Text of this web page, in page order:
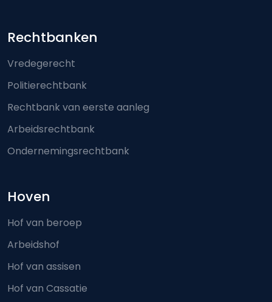
Footer-menu
Rechtbanken
Vredegerecht
Politierechtbank
Rechtbank van eerste aanleg
Arbeidsrechtbank
Ondernemingsrechtbank
Hoven
Hof van beroep
Arbeidshof
Hof van assisen
Hof van Cassatie